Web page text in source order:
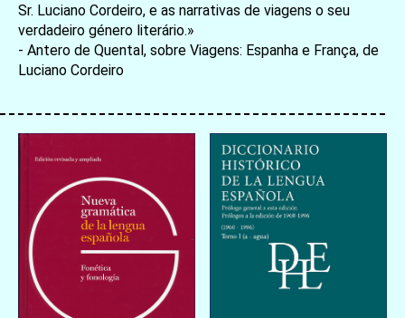
Sr. Luciano Cordeiro, e as narrativas de viagens o seu
verdadeiro género literário.»
- Antero de Quental, sobre Viagens: Espanha e França, de
Luciano Cordeiro